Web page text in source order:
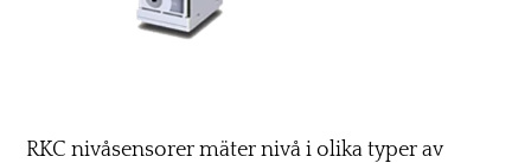
RKC nivåsensorer mäter nivå i olika typer av